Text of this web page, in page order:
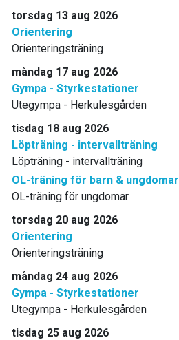
torsdag 13 aug 2026
Orientering
Orienteringsträning
måndag 17 aug 2026
Gympa - Styrkestationer
Utegympa - Herkulesgården
tisdag 18 aug 2026
Löpträning - intervallträning
Löpträning - intervallträning
OL-träning för barn & ungdomar
OL-träning för ungdomar
torsdag 20 aug 2026
Orientering
Orienteringsträning
måndag 24 aug 2026
Gympa - Styrkestationer
Utegympa - Herkulesgården
tisdag 25 aug 2026